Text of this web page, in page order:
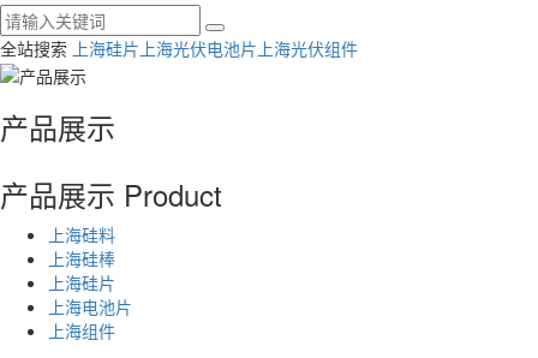
全站搜索 上海硅片 上海光伏电池片 上海光伏组件
产品展示
产品展示 Product
上海硅料
上海硅棒
上海硅片
上海电池片
上海组件